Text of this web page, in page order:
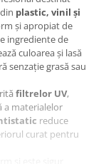
din plastic, vinil și
și apropiat de
ingrediente de
culoarea și lasă
senzație grasă sau
filtrelor UV,
a materialelor
reduce
curat pentru